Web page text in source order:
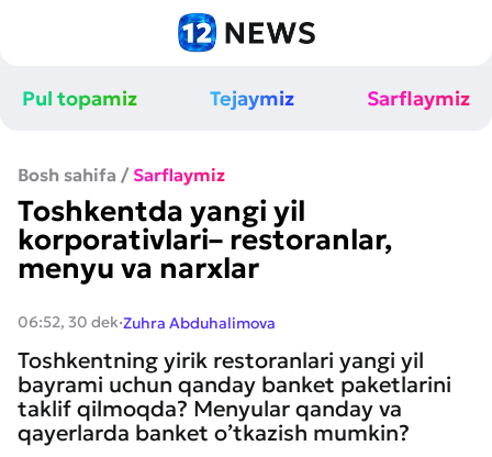
Pul topamiz Tejaymiz Sarflaymiz
Bosh sahifa / Sarflaymiz
Toshkentda yangi yil
korporativlari– restoranlar,
menyu va narxlar
06:52, 30 dek·Zuhra Abduhalimova
Toshkentning yirik restoranlari yangi yil
bayrami uchun qanday banket paketlarini
taklif qilmoqda? Menyular qanday va
qayerlarda banket o’tkazish mumkin?